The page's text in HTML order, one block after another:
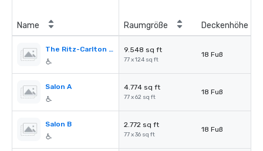
Name Raumgröße Deckenhöhe
The Ritz-Carlton Ballroom 9.548 sq ft
77 x 124 sq ft
18 Fuß
Salon A 4.774 sq ft
77 x 62 sq ft
18 Fuß
Salon B 2.772 sq ft
77 x 36 sq ft
18 Fuß